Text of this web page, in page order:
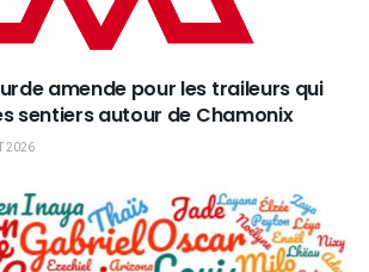
amende pour les traileurs qui
sentiers autour de Chamonix
2026